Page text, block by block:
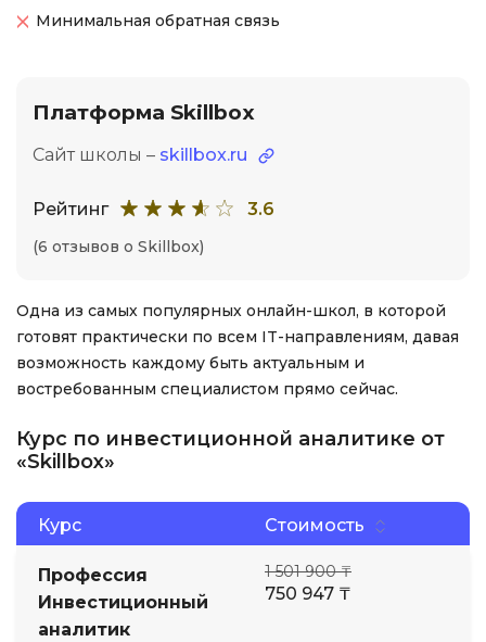
Минимальная обратная связь
Платформа Skillbox
Сайт школы – skillbox.ru
Рейтинг 3.6
(6 отзывов о Skillbox)
Одна из самых популярных онлайн-школ, в которой
готовят практически по всем IT-направлениям, давая
возможность каждому быть актуальным и
востребованным специалистом прямо сейчас.
Курс по инвестиционной аналитике от
«Skillbox»
Курс Стоимость
Профессия
Инвестиционный
аналитик
1 501 900 ₸
750 947 ₸